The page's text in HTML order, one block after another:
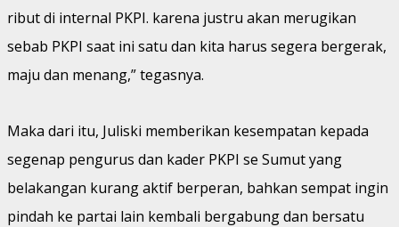
ribut di internal PKPI. karena justru akan merugikan
sebab PKPI saat ini satu dan kita harus segera bergerak,
maju dan menang,” tegasnya.
Maka dari itu, Juliski memberikan kesempatan kepada
segenap pengurus dan kader PKPI se Sumut yang
belakangan kurang aktif berperan, bahkan sempat ingin
pindah ke partai lain kembali bergabung dan bersatu